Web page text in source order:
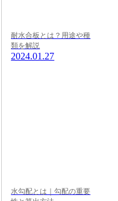
耐水合板とは？用途や種
類を解説
2024.01.27
水勾配とは｜勾配の重要